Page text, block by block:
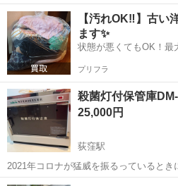
ので明るいです。点灯時間を設定できる
箱は古いですが、動作確認で使っただ
き。 現地にて動作確認後手渡しを...
東京 杉並区 荻窪駅 その他
【汚れOK‼️】古い
ます✨
状態が悪くてもOK！最
プリフラ
殺菌灯付保管庫
25,000円
荻窪駅
2021年コロナが猛威を振るっているとき
か使ってないと思います。経年による表